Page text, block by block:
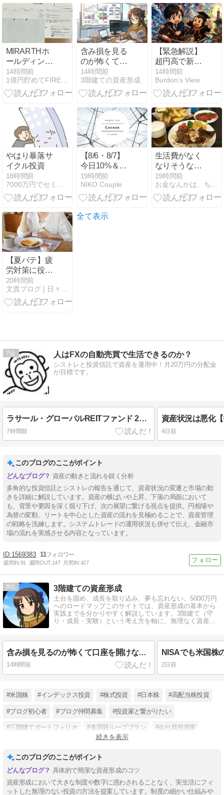
省の調整力／
官邸と財務省
のパワーバラ
ンス／円安は
止まるのか？
／日銀は金利
を上げるの
か？／高市政
【PIVOT】
MIRARTHホ
ールディング
スから配当金
の入金があり
ました
14時間前
1億円貯めてFIREを目指すブログ
含み損を見る
のが怖くて口
座を開けない
｜「見ない」
と「待つ」を
14時間前
3階建ての資産形成
【緊急解説】
超円高で新
NISA資産が激
減！日米協調
介入の裏側と
「生存戦略」
14時間前
Burdon’s View
やはり暴落サ
イクル投資
18時間前
7000万円でセミリタイアブログ
【8/6・8/7】
今日10%＆明
日12%台が登
場！ソーシャ
ルレンディン
投資可能ファ
19時間前
NIKO Couple
生活費がなく
なりそうなの
で損切りしま
した！
19時間前
お金なんかは、ちょっとでイイのだ〜２
【夏バテ】疲
労対策に役立
つ成分とサプ
リ5種を解説
20時間前
文貴ブログ | 日々徒然なるままに
全て表示
7 人はFXの自動売買で生活できるのか？
シストレと投資信託で資産を運用中！月20万円の分配金
が目標です。
ラサール・グローバルREITファンド 269期(8月)の分配金
7時間前
資産状況は悪化
4日前
このブログのここがポイント
資産の動きと流れを鋭く分析
多角的な投資信託とシストレの報告を通じて、資産状況の変遷と市場の動
きを詳細に解説しています。資産の横ばいや上昇、下落の局面において
も、背景や要因を深く掘り下げ、次の展望に繋げる視点を提供。円相場や
為替の変動、リートを中心とした資産の流れを見極めることで、資産管理
の戦略を洗練します。システムトレードの運用状況も併せて伝え、金融市
場の流れを実感させる内容となっています。
1569383 11
週間IN:91 週間OUT:147 月間IN:427
8 3階建ての資産形成
土台を固め、成長を取り込み、夢も忘れない。5000万円
へのロードマップこのサイトでは、資産形成の基本から
実践までを分かりやすく解説しています。3階建て（守
り・成長・実験）という考え方を軸に、無理なく資産を
含み損を見るのが怖くて口座を開けない｜「見ない」と「待つ」を分ける確認日
14時間前 2日前
#米国株 #インデックス投資 #株式投資 #日本株 #高配当株投資
#ブログ初心者 #ブログ仲間募集 #投資家と繋がりたい
#三階建てポートフォリオ #多国籍ループプラン #会社員投資家
続きを表示
このブログのここがポイント
具体的で簡潔な資産形成のコツ
資産形成において大きな制度や数字に惑わされることなく、実生活にフィ
ットした無理のない投資の方法を提案しています。制度の細かい仕組みや